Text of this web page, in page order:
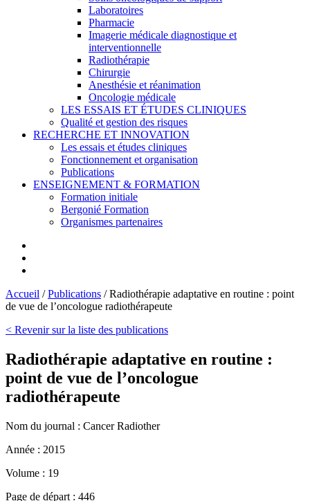
Laboratoires
Pharmacie
Imagerie médicale diagnostique et
interventionnelle
Radiothérapie
Chirurgie
Anesthésie et réanimation
Oncologie médicale
LES ESSAIS ET ÉTUDES CLINIQUES
Qualité et gestion des risques
RECHERCHE ET INNOVATION
Les essais et études cliniques
Fonctionnement et organisation
Publications
ENSEIGNEMENT & FORMATION
Formation initiale
Bergonié Formation
Organismes partenaires
Accueil /Publications /Radiothérapie adaptative en routine : point
de vue de l’oncologue radiothérapeute
< Revenir sur la liste des publications
Radiothérapie adaptative en routine :
point de vue de l’oncologue
radiothérapeute
Nom du journal : Cancer Radiother
Année : 2015
Volume : 19
Page de départ : 446